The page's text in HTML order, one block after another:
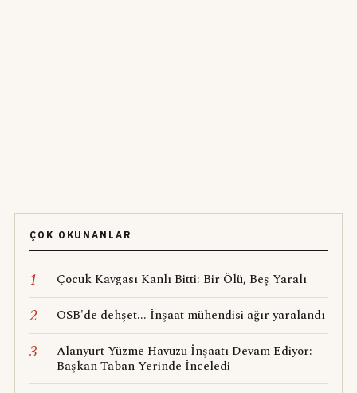
ÇOK OKUNANLAR
1 Çocuk Kavgası Kanlı Bitti: Bir Ölü, Beş Yaralı
2 OSB'de dehşet... İnşaat mühendisi ağır yaralandı
3
Alanyurt Yüzme Havuzu İnşaatı Devam Ediyor:
Başkan Taban Yerinde İnceledi